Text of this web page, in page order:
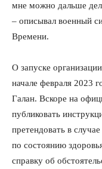
мне можно дальше
– описывал военный
Времени.
О запуске
начале февраля 2023
Галан. Вскоре на
публиковать
претендовать в
по состоянию
справку об